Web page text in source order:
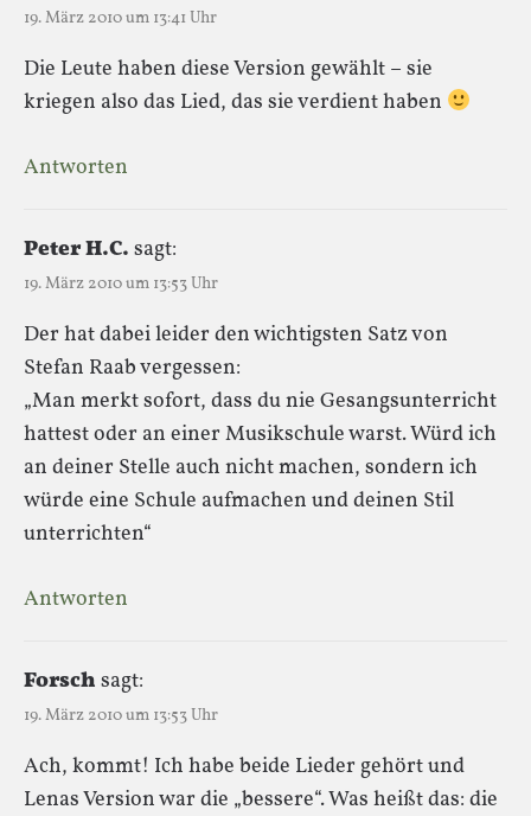
19. März 2010 um 13:41 Uhr
Die Leute haben diese Version gewählt – sie
kriegen also das Lied, das sie verdient haben
Antworten
Peter H.C. sagt:
19. März 2010 um 13:53 Uhr
Der hat dabei leider den wichtigsten Satz von
Stefan Raab vergessen:
„Man merkt sofort, dass du nie Gesangsunterricht
hattest oder an einer Musikschule warst. Würd ich
an deiner Stelle auch nicht machen, sondern ich
würde eine Schule aufmachen und deinen Stil
unterrichten“
Antworten
Forsch sagt:
19. März 2010 um 13:53 Uhr
Ach, kommt! Ich habe beide Lieder gehört und
Lenas Version war die „bessere“. Was heißt das: die